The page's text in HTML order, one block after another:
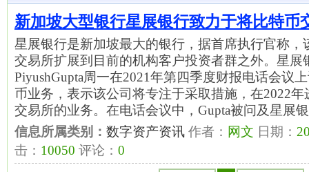
新加坡大型银行星展银行致力于将比特币
星展银行是新加坡最大的银行，据首席执行官称，
交易所扩展到目前的机构客户投资者群之外。星展
PiyushGupta周一在2021年第四季度财报电话会议
币业务，表示该公司将专注于采取措施，在2022
交易所的业务。在电话会议中，Gupta被问及星展
信息所属类别： 数字资产资讯 作者： 网文 日期：
击： 10050 评论： 0